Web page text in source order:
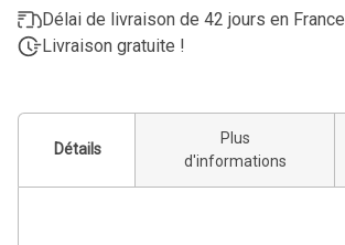
Délai de livraison de 42 jours en France
Livraison gratuite !
Détails
Plus
d'informations